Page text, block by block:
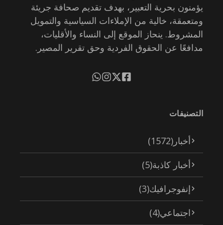
يؤمنون بحرية التعبير، بهدف تقديم صحافة جريئة
ومتعمقة، خالية من الإملاءات السياسية والتمويل
المشروط. ينحاز الموقع إلى النساء والأقليات،
مدافعًا عن الحقوق الفردية وحق تقرير المصير.
التصنيفات
أخبار (1572)
أخبار كاذبة(5)
إنفوجرافيك(3)
اجتماعي(4)